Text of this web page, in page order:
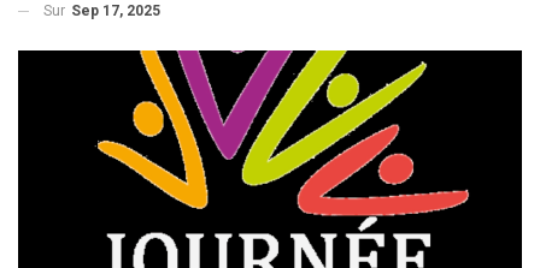
Sur Sep 17, 2025